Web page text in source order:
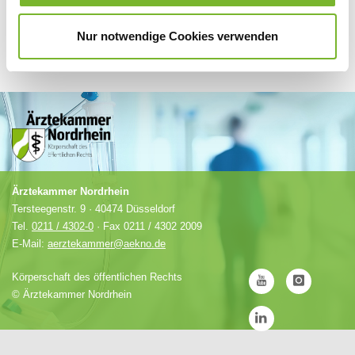
Nur notwendige Cookies verwenden
Ärztekammer Nordrhein
Tersteegenstr. 9 · 40474 Düsseldorf
Tel. 0211 / 4302-0 · Fax 0211 / 4302 2009
E-Mail: aerztekammer@aekno.de
Körperschaft des öffentlichen Rechts
© Ärztekammer Nordrhein